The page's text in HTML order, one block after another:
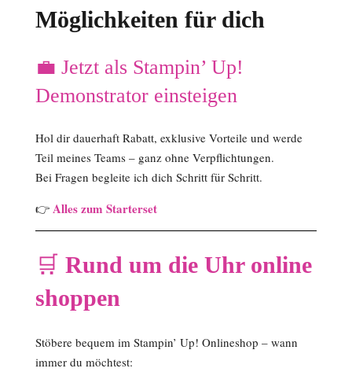
Möglichkeiten für dich
💼 Jetzt als Stampin’ Up!
Demonstrator einsteigen
Hol dir dauerhaft Rabatt, exklusive Vorteile und werde
Teil meines Teams – ganz ohne Verpflichtungen.
Bei Fragen begleite ich dich Schritt für Schritt.
👉 Alles zum Starterset
🛒 Rund um die Uhr online
shoppen
Stöbere bequem im Stampin’ Up! Onlineshop – wann
immer du möchtest: